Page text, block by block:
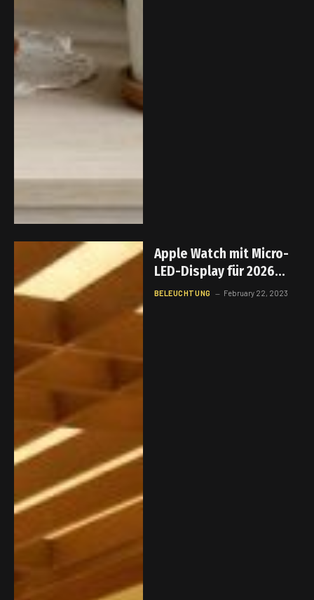
Apple Watch mit Micro-
LED-Display für 2026
angekündigt
BELEUCHTUNG February 22, 2023